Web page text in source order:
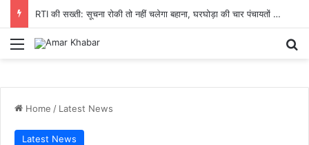
RTI की सख्ती: सूचना रोकी तो नहीं चलेगा बहाना, घरघोड़ा की चार पंचायतों में 15 दिन में हिसाब देने का आदेश
Menu
Home / Latest News
Latest News